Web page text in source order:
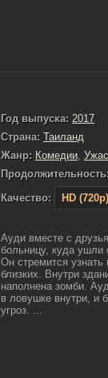
Год выпуска: 2017
Страна: Таиланд
Жанр: Комедии,
Качество:
HD (720p)
Ауди вместе с
больницу, куда ушли
Он стремится
близких. Внутри
наполнена зомби.
в ловушке внутри, и
угроз. ...